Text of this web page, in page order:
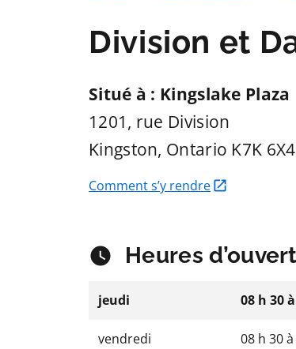
Division et
Situé à : Kingslake Plaza
1201, rue Division
Kingston, Ontario K7K 6X4
Comment s’y rendre
Heures
jeudi 08 h 30à
vendredi 08 h 30à